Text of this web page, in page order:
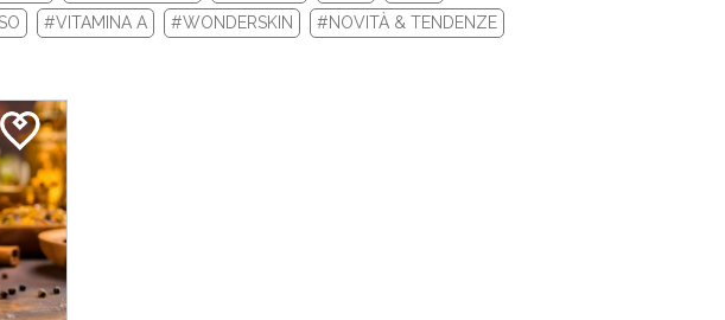
2024: ECCO I TOP 10 PRODOTTI DA ACQUISTARE
del 2024 sono iniziati e noi Beauty Addicted non vedevamo l’ora!
#VITAMINA A #WONDERSKIN #NOVITÀ & TENDENZE